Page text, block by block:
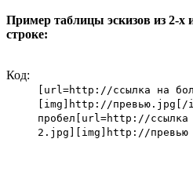
Пример таблицы эскизов из 2-х
строке:
Код:
[url=http://ссылка на
[img]http://превью.jpg[/
пробел[url=http://ссылка
2.jpg][img]http://